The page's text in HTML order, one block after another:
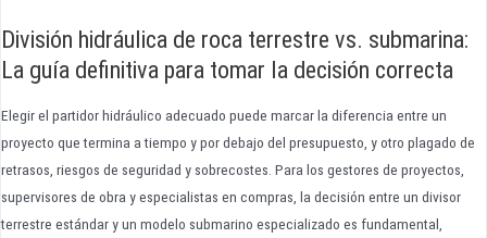
División hidráulica de roca terrestre vs. submarina:
La guía definitiva para tomar la decisión correcta
Elegir el partidor hidráulico adecuado puede marcar la diferencia entre un
proyecto que termina a tiempo y por debajo del presupuesto, y otro plagado de
retrasos, riesgos de seguridad y sobrecostes. Para los gestores de proyectos,
supervisores de obra y especialistas en compras, la decisión entre un divisor
terrestre estándar y un modelo submarino especializado es fundamental,